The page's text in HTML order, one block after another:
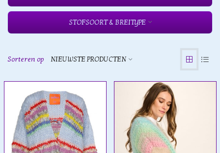
STOFSOORT & BREITYPE
Sorteren op NIEUWSTE PRODUCTEN